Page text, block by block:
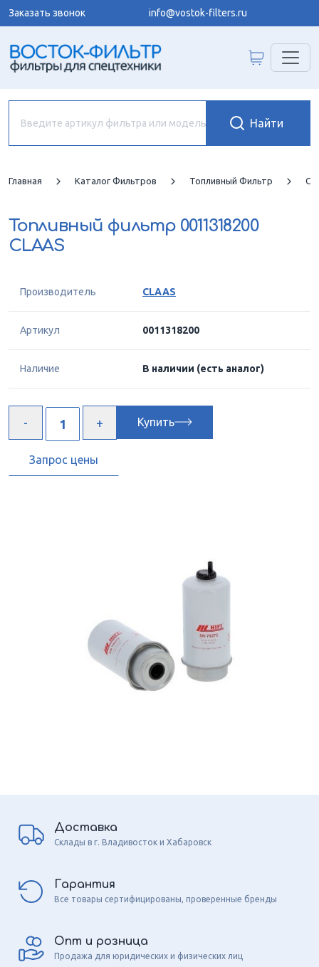
Заказать звонок info@vostok-filters.ru
Главная Каталог Фильтров Топливный Фильтр
Топливный фильтр 0011318200
CLAAS
Производитель CLAAS
Артикул 0011318200
Наличие В наличии (есть аналог)
Купить
Запрос цены
Доставка
Склады в г. Владивосток и Хабаровск
Гарантия
Все товары сертифицированы, проверенные бренды
Опт и розница
Продажа для юридических и физических лиц